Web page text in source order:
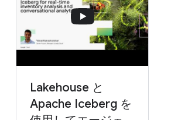
Lakehouse と
Apache Iceberg を